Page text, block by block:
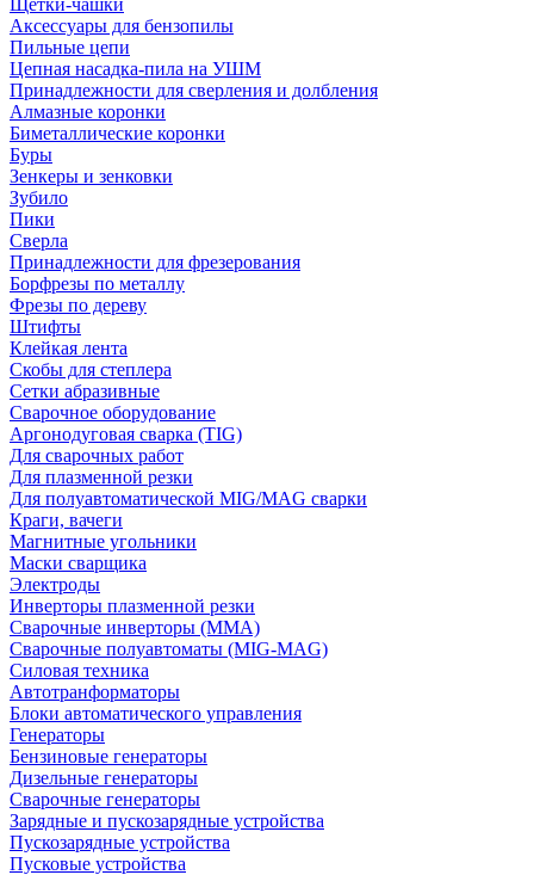
Щетки-чашки
Аксессуары для бензопилы
Пильные цепи
Цепная насадка-пила на УШМ
Принадлежности для сверления и долбления
Алмазные коронки
Биметаллические коронки
Буры
Зенкеры и зенковки
Зубило
Пики
Сверла
Принадлежности для фрезерования
Борфрезы по металлу
Фрезы по дереву
Штифты
Клейкая лента
Скобы для степлера
Сетки абразивные
Сварочное оборудование
Аргонодуговая сварка (TIG)
Для сварочных работ
Для плазменной резки
Для полуавтоматической MIG/MAG сварки
Краги, вачеги
Магнитные угольники
Маски сварщика
Электроды
Инверторы плазменной резки
Сварочные инверторы (MMA)
Сварочные полуавтоматы (MIG-MAG)
Силовая техника
Автотранформаторы
Блоки автоматического управления
Генераторы
Бензиновые генераторы
Дизельные генераторы
Сварочные генераторы
Зарядные и пускозарядные устройства
Пускозарядные устройства
Пусковые устройства